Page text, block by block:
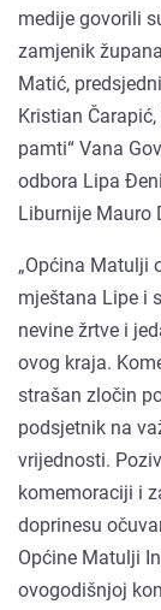
medije govorili
zamjenik
Matić,
Kristian
pamti“ Vana
odbora Lipa
Liburnije Mauro
„Općina Matulji
mještana Lipe i
nevine žrtve i
ovog kraja.
strašan zločin
podsjetnik na
vrijednosti.
komemoraciji i
doprinesu
Općine Matulji
ovogodišnjoj